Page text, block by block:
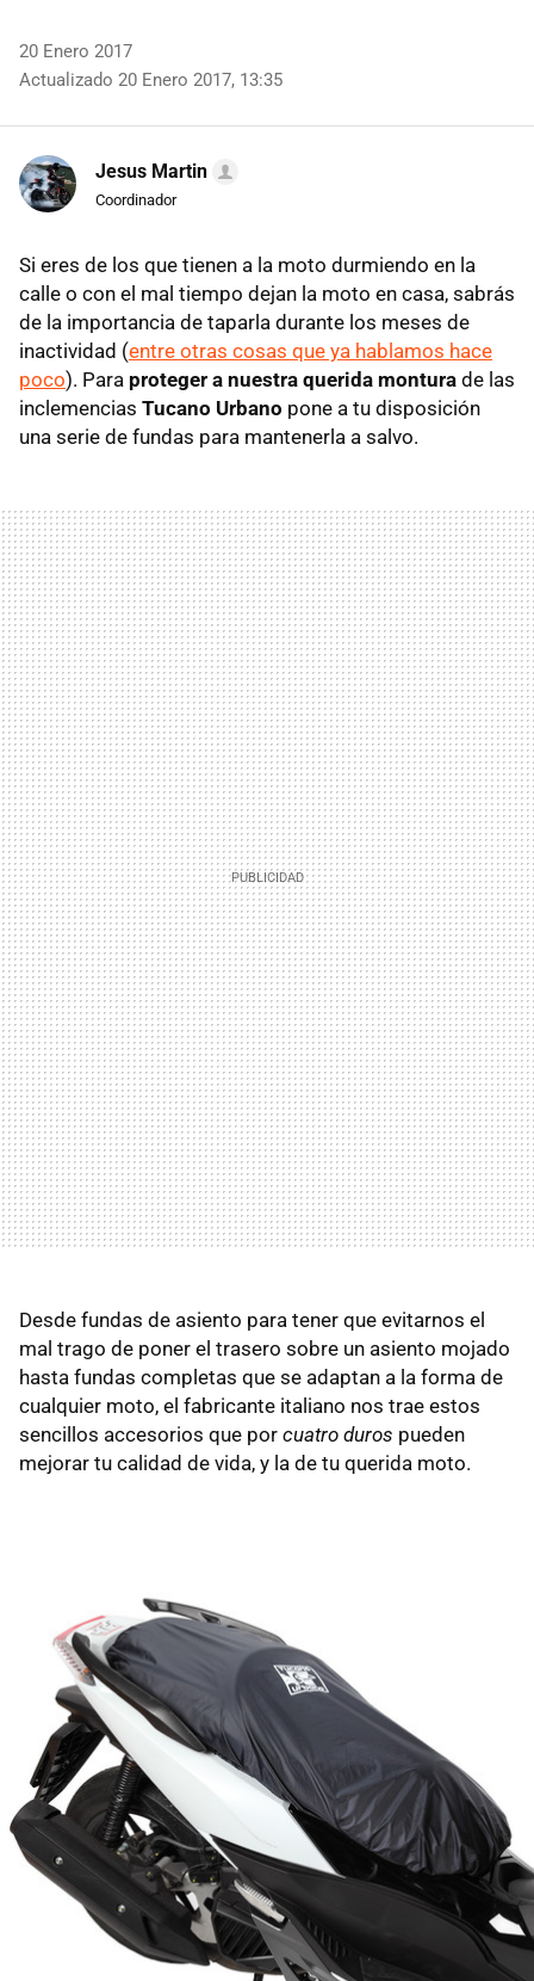
20 Enero 2017
Actualizado 20 Enero 2017, 13:35
Jesus Martin
Coordinador
Si eres de los que tienen a la moto durmiendo en la
calle o con el mal tiempo dejan la moto en casa, sabrás
de la importancia de taparla durante los meses de
inactividad (entre otras cosas que ya hablamos hace
poco). Para proteger a nuestra querida montura de las
inclemencias Tucano Urbano pone a tu disposición
una serie de fundas para mantenerla a salvo.
Desde fundas de asiento para tener que evitarnos el
mal trago de poner el trasero sobre un asiento mojado
hasta fundas completas que se adaptan a la forma de
cualquier moto, el fabricante italiano nos trae estos
sencillos accesorios que por cuatro duros pueden
mejorar tu calidad de vida, y la de tu querida moto.